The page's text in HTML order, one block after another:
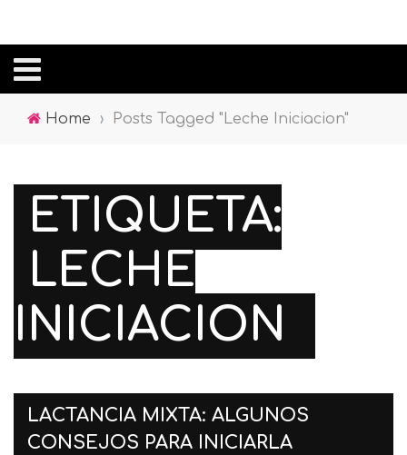
Home › Posts Tagged "Leche Iniciacion"
ETIQUETA:
LECHE
INICIACION
LACTANCIA MIXTA: ALGUNOS
CONSEJOS PARA INICIARLA